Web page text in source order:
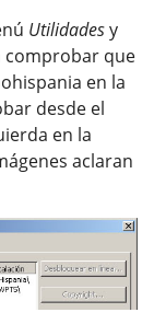
Utilidadesy
comprobar que
en la
desde el
en la
aclaran